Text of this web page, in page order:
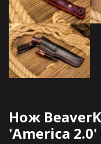
Нож
'America